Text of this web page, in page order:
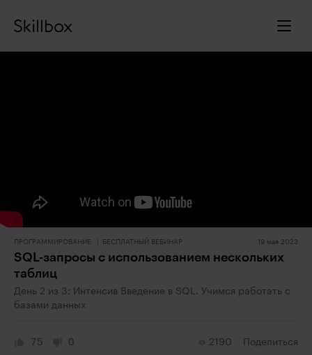
ПРОГРАММИРОВАНИЕ БЕСПЛАТНЫЙ ВЕБИНАР 19 мая 2023
SQL-запросы с использованием нескольких
таблиц
День 2 из 3: Интенсив Введение в SQL. Учимся работать с
базами данных
75 0 2190 Поделиться